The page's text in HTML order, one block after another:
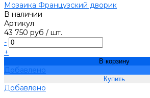
Мозаика Французский дворик
В наличии
Артикул
43 750 руб / шт.
-
+
В корзину
Добавлено
Добавлено